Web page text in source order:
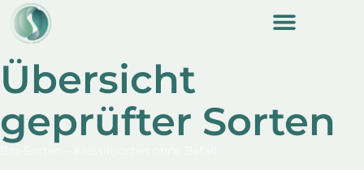
content
Übersicht
geprüfter Sorten